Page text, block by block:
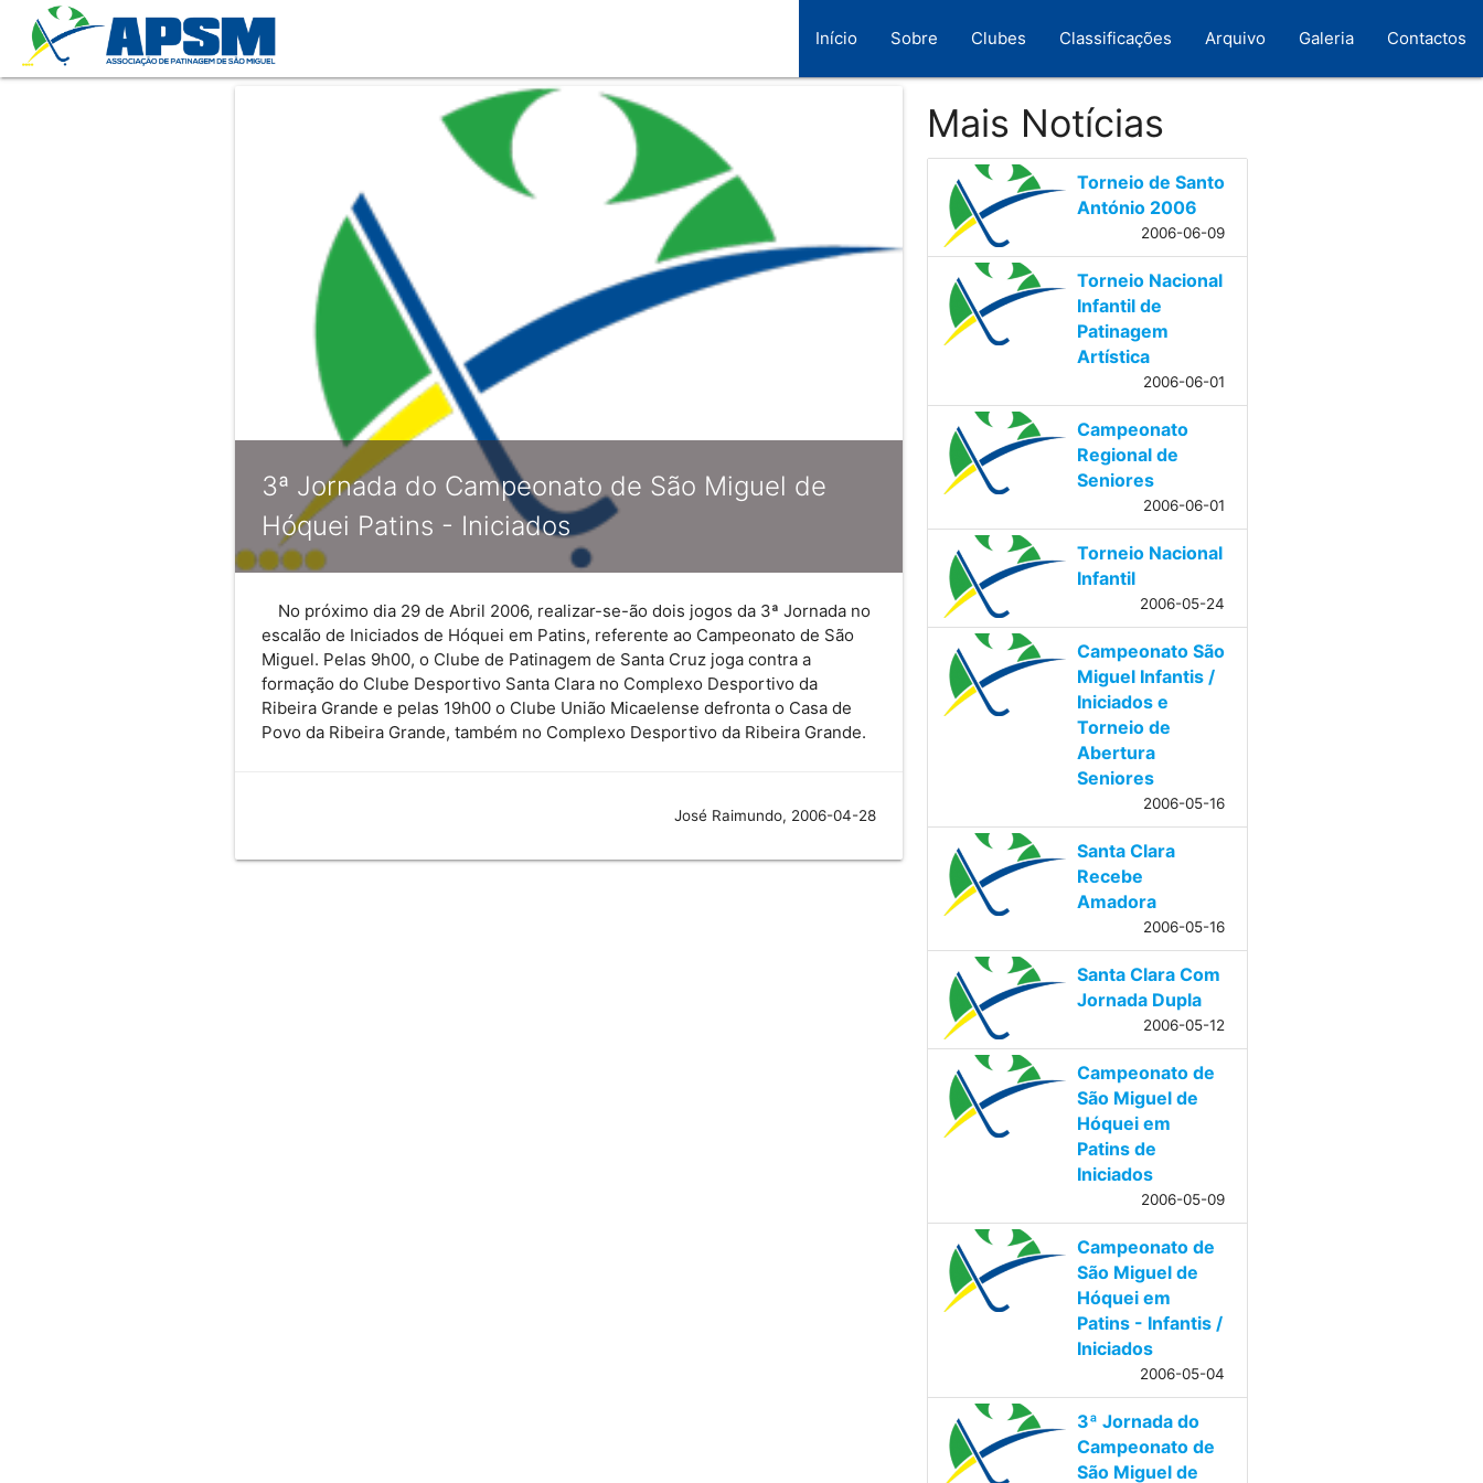
Início Sobre Clubes Classificações Arquivo Galeria Contactos
3ª Jornada do Campeonato de São Miguel de
Hóquei Patins - Iniciados
No próximo dia 29 de Abril 2006, realizar-se-ão dois jogos da 3ª Jornada no
escalão de Iniciados de Hóquei em Patins, referente ao Campeonato de São
Miguel. Pelas 9h00, o Clube de Patinagem de Santa Cruz joga contra a
formação do Clube Desportivo Santa Clara no Complexo Desportivo da
Ribeira Grande e pelas 19h00 o Clube União Micaelense defronta o Casa de
Povo da Ribeira Grande, também no Complexo Desportivo da Ribeira Grande.
José Raimundo, 2006-04-28
Mais Notícias
Torneio de Santo
António 2006
2006-06-09
Torneio Nacional
Infantil de
Patinagem
Artística
2006-06-01
Campeonato
Regional de
Seniores
2006-06-01
Torneio Nacional
Infantil
2006-05-24
Campeonato São
Miguel Infantis /
Iniciados e
Torneio de
Abertura
Seniores
2006-05-16
Santa Clara
Recebe
Amadora
2006-05-16
Santa Clara Com
Jornada Dupla
2006-05-12
Campeonato de
São Miguel de
Hóquei em
Patins de
Iniciados
2006-05-09
Campeonato de
São Miguel de
Hóquei em
Patins - Infantis /
Iniciados
2006-05-04
3ª Jornada do
Campeonato de
São Miguel de